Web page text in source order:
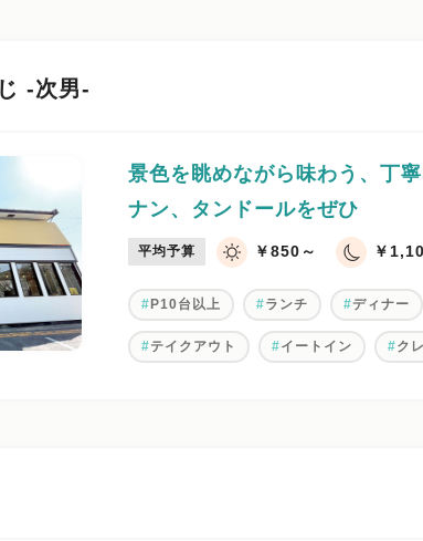
-次男-
景色を眺めながら味わう、丁
ナン、タンドールをぜひ
平均予算 ￥850～ ￥
P10台以上 ランチ ディナー
テイクアウト イートイン ク